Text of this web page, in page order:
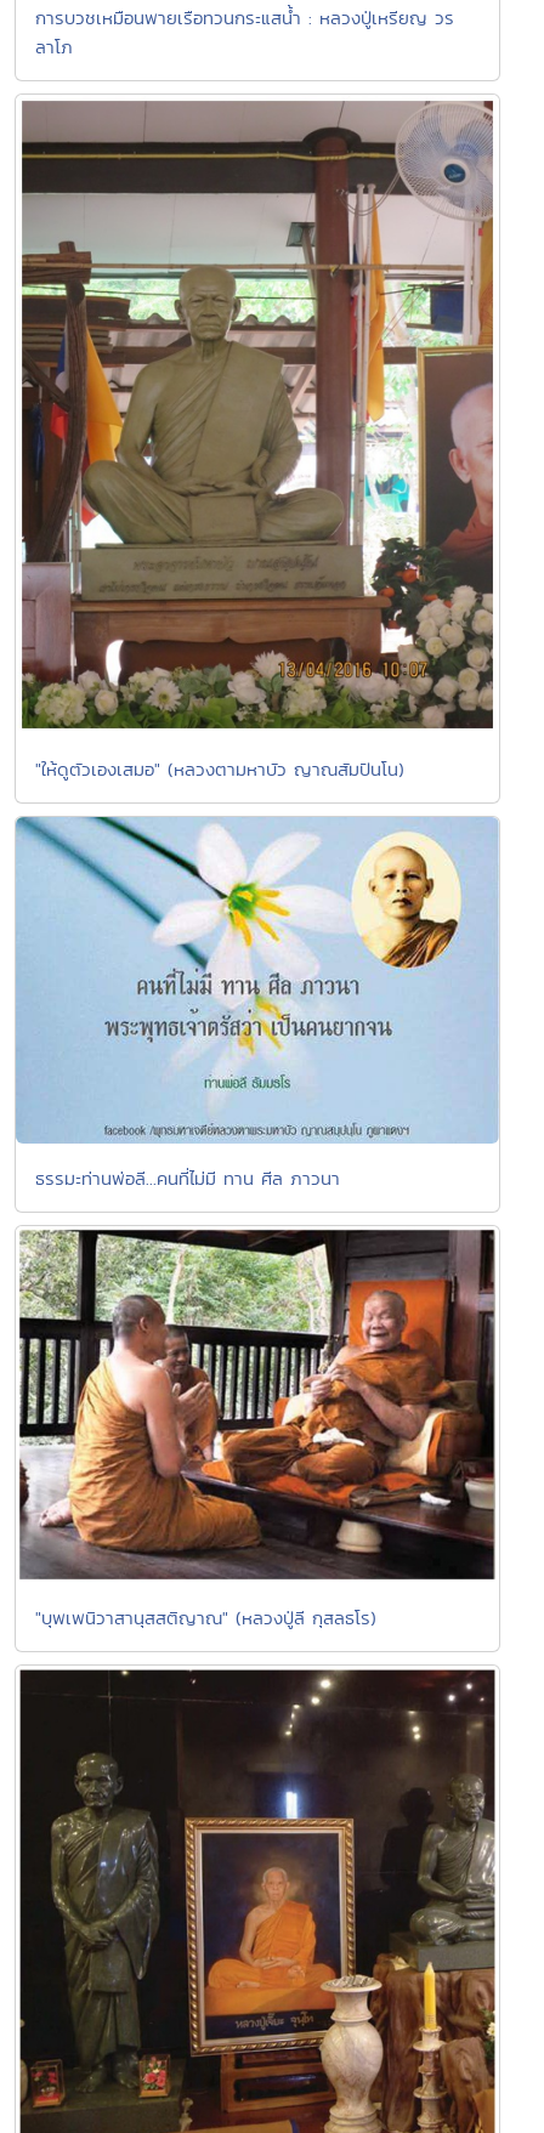
การบวชเหมือนพายเรือทวนกระแสน้ำ : หลวงปู่เหรียญ วร
ลาโภ
"ให้ดูตัวเองเสมอ" (หลวงตามหาบัว ญาณสัมปันโน)
ธรรมะท่านพ่อลี...คนที่ไม่มี ทาน ศีล ภาวนา
"บุพเพนิวาสานุสสติญาณ" (หลวงปู่ลี กุสลธโร)